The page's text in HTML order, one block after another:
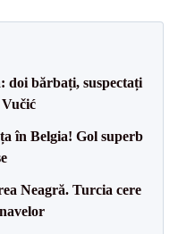
doi bărbați, suspectați
în Belgia! Gol superb
Neagră. Turcia cere